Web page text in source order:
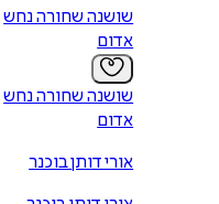
שושנה שחורה נחש
אדום
שושנה שחורה נחש
אדום
אורי דותן בוכנר